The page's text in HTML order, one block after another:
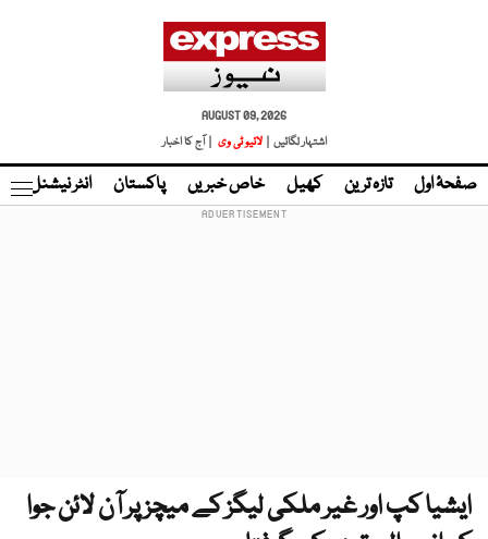
AUGUST 09, 2026
اشتہار لگائیں |
لائیو ٹی وی | آج کا اخبار
صفحۂ اول تازہ ترین کھیل خاص خبریں پاکستان انٹر نیشنل
ایشیا کپ اور غیر ملکی لیگز کے میچز پر آن لائن جوا